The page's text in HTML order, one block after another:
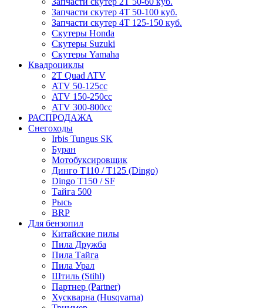
Запчасти скутер 4Т 50-100 куб.
Запчасти скутер 4Т 125-150 куб.
Скутеры Honda
Скутеры Suzuki
Скутеры Yamaha
Квадроциклы
2T Quad ATV
ATV 50-125cc
ATV 150-250cc
ATV 300-800cc
РАСПРОДАЖА
Снегоходы
Irbis Tungus SK
Буран
Мотобуксировщик
Динго T110 / T125 (Dingo)
Dingo T150 / SF
Тайга 500
Рысь
BRP
Для бензопил
Китайские пилы
Пила Дружба
Пила Тайга
Пила Урал
Штиль (Stihl)
Партнер (Partner)
Хускварна (Husqvarna)